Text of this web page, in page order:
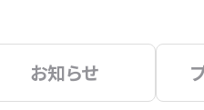
お知らせ